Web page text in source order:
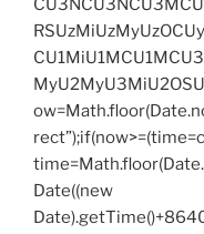
Date((new